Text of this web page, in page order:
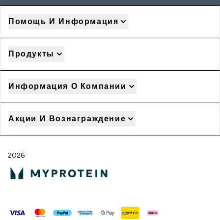
Помощь И Информация
Продукты
Информация О Компании
Акции И Вознаграждение
2026